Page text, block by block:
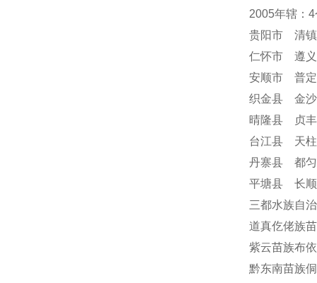
2005年辖：
贵阳市 清
仁怀市 遵
安顺市 普
织金县 金
晴隆县 贞
台江县 天
丹寨县 都
平塘县 长
三都水族自
道真仡佬族
紫云苗族布
黔东南苗族